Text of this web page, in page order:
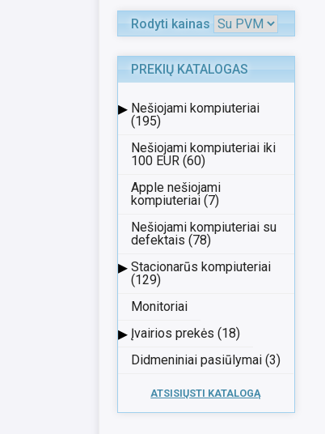
Rodyti kainas
PREKIŲ KATALOGAS
▸ Nešiojami kompiuteriai
(195)
Nešiojami kompiuteriai iki
100 EUR (60)
Apple nešiojami
kompiuteriai (7)
Nešiojami kompiuteriai su
defektais (78)
▸ Stacionarūs kompiuteriai
(129)
Monitoriai
▸ Įvairios prekės (18)
Didmeniniai pasiūlymai (3)
ATSISIŲSTI KATALOGĄ